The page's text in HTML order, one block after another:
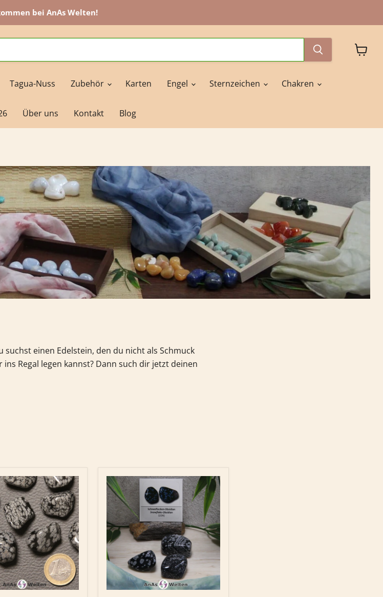
bei AnAs Welten!
Tagua-Nuss Zubehör Karten Engel Sternzeichen Chakren
Über uns Kontakt Blog
suchst einen Edelstein, den du nicht als Schmuck
Regal legen kannst? Dann such dir jetzt deinen